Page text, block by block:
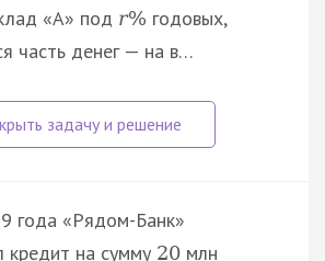
«A» под r% годовых,
часть денег — на в…
года «Рядом-Банк»
кредит на сумму 20 млн